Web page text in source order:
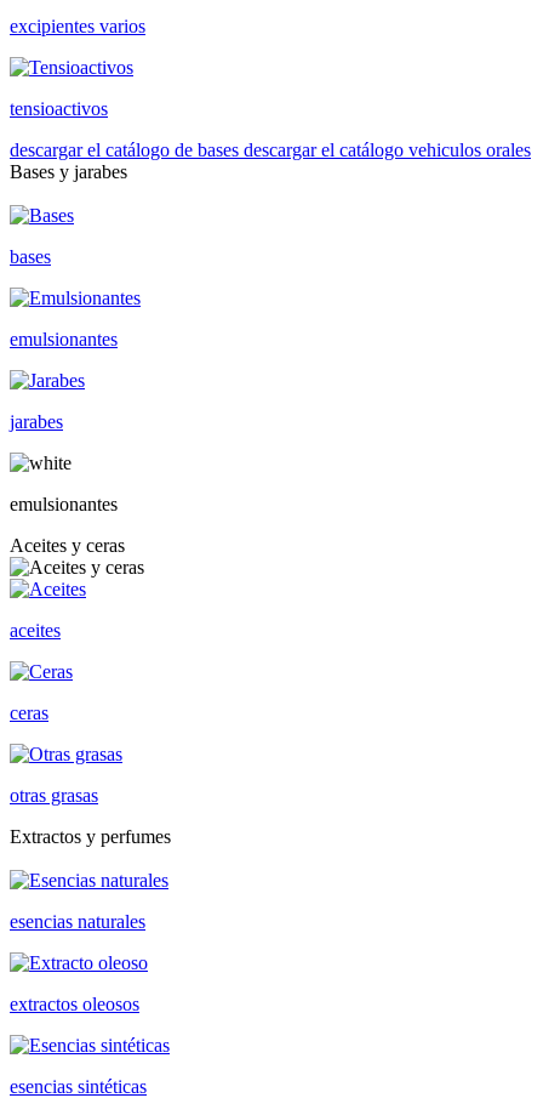
excipientes varios
tensioactivos
descargar el catálogo de bases descargar el catálogo vehiculos orales
Bases y jarabes
bases
emulsionantes
jarabes
emulsionantes
Aceites y ceras
aceites
ceras
otras grasas
Extractos y perfumes
esencias naturales
extractos oleosos
esencias sintéticas